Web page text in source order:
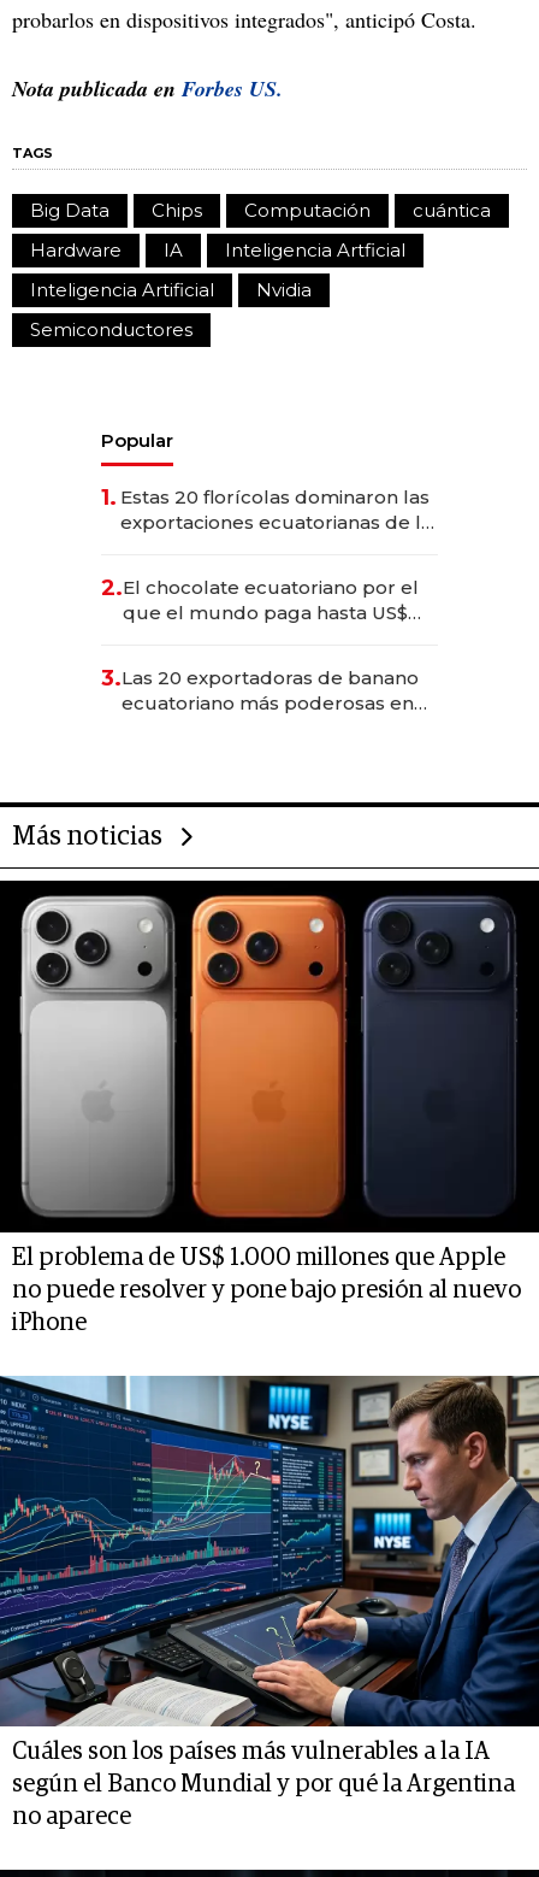
probarlos en dispositivos integrados", anticipó Costa.
Nota publicada enForbes US.
TAGS
Big Data Chips Computación
cuántica
Hardware
IA
Inteligencia Artficial
Inteligencia Artificial
Nvidia
Semiconductores
Popular
1. Estas 20 florícolas dominaron las
exportaciones ecuatorianas de la
2.El chocolate ecuatoriano por el
que el mundo paga hasta US$
3.Las 20 exportadoras de banano
ecuatoriano más poderosas en
Más noticias
El problema de US$ 1.000 millones que Apple
no puede resolver y pone bajo presión al nuevo
iPhone
Cuáles son los países más vulnerables a la IA
según el Banco Mundial y por qué la Argentina
no aparece